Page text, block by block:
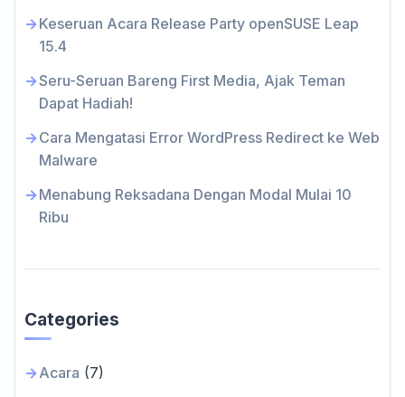
Keseruan Acara Release Party openSUSE Leap
15.4
Seru-Seruan Bareng First Media, Ajak Teman
Dapat Hadiah!
Cara Mengatasi Error WordPress Redirect ke Web
Malware
Menabung Reksadana Dengan Modal Mulai 10
Ribu
Categories
Acara (7)